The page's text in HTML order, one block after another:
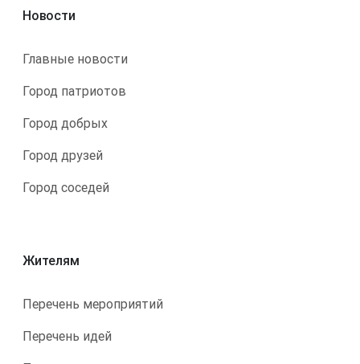
Новости
Главные новости
Город патриотов
Город добрых
Город друзей
Город соседей
Жителям
Перечень мероприятий
Перечень идей